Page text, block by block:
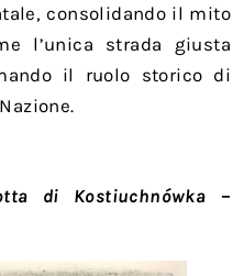
consolidando il mito
l’unica strada giusta
il ruolo storico di
di Kostiuchnówka –